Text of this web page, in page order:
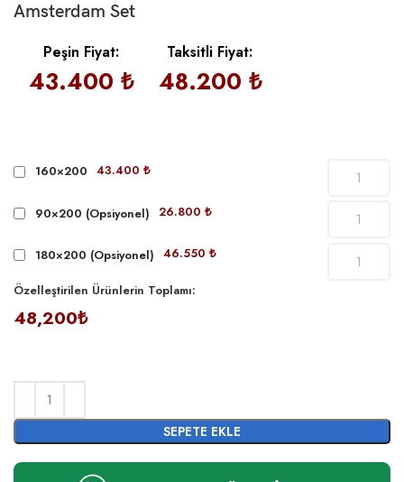
Amsterdam Set
Peşin Fiyat:
43.400 ₺
Taksitli Fiyat:
48.200 ₺
160×200 43.400 ₺
90×200 (Opsiyonel) 26.800 ₺
180×200 (Opsiyonel) 46.550 ₺
Özelleştirilen Ürünlerin Toplamı:
48,200₺
SEPETE EKLE